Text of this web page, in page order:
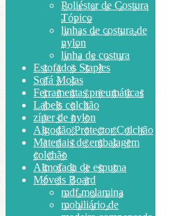
Poliéster de Costura
Tópico
linhas de costura de
nylon
linha de costura
Estofados Staples
Sofá Molas
Ferramentas pneumáticas
Labels colchão
zíper de nylon
Algodão Protector Colchão
Materiais de embalagem
colchão
Almofada de espuma
Móveis Board
mdf melamina
mobiliário de